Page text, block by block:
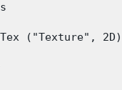
("Texture", 2D)